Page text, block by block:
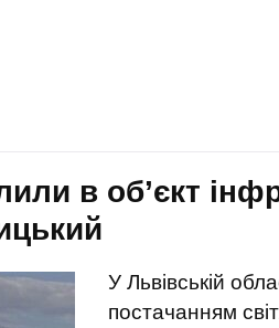
в об’єкт
У Львівській
постачанням